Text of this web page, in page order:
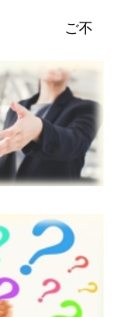
↓ ご不